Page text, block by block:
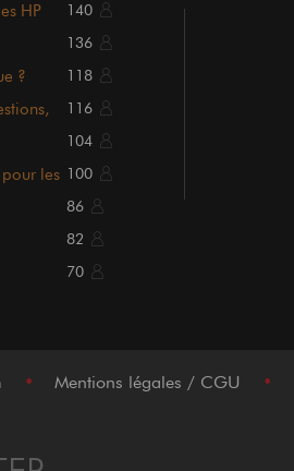
HP 140
136
?
118
116
104
les 100
86
82
70
• Mentions légales / CGU •